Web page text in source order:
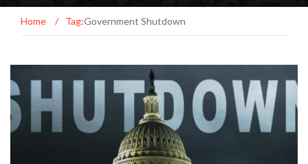
Home / Tag:Government Shutdown